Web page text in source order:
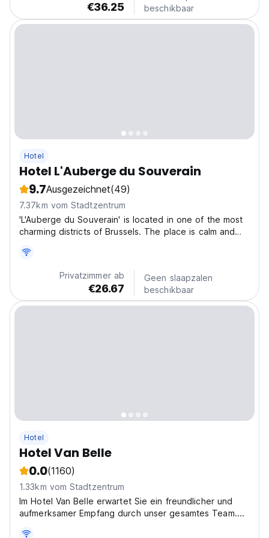
€36.25
beschikbaar
Hotel
Hotel L'Auberge du Souverain
9.7Ausgezeichnet(49)
7.37km vom Stadtzentrum
'L'Auberge du Souverain' is located in one of the most
charming districts of Brussels. The place is calm and
are looking for an authentic atmosphere don't hesitate
to come as charm is guaranteed. This...
Privatzimmer ab
€26.67
Geen slaapzalen
beschikbaar
Hotel
Hotel Van Belle
0.0(1160)
1.33km vom Stadtzentrum
Im Hotel Van Belle erwartet Sie ein freundlicher und
aufmerksamer Empfang durch unser gesamtes Team....